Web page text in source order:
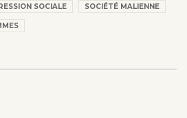
SOCIALE SOCIÉTÉ MALIENNE